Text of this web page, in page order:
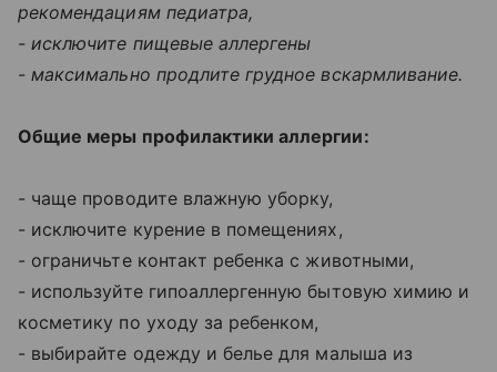
рекомендациям педиатра,
- исключите пищевые аллергены
- максимально продлите грудное вскармливание.
Общие меры профилактики аллергии:
- чаще проводите влажную уборку,
- исключите курение в помещениях,
- ограничьте контакт ребенка с животными,
- используйте гипоаллергенную бытовую химию и
косметику по уходу за ребенком,
- выбирайте одежду и белье для малыша из